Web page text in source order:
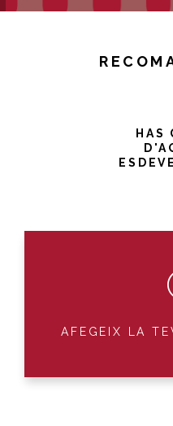
HAS
AFEGEIX LA